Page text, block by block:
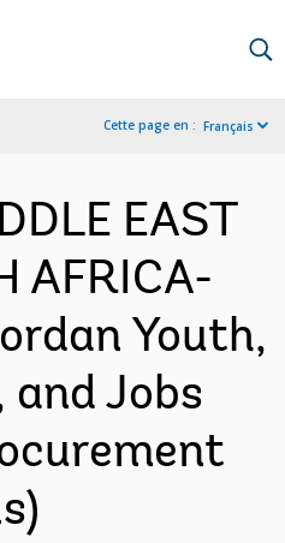
Cette page en : Français
EAST
AFRICA-
Youth,
and Jobs